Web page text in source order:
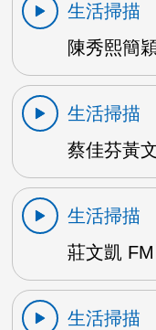
生活掃描
陳秀熙簡
生活掃描
蔡佳芬黃
生活掃描
莊文凱
生活掃描